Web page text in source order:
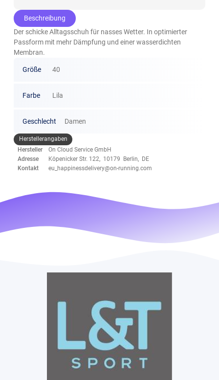
Beschreibung
Der schicke Alltagsschuh für nasses Wetter. In optimierter
Passform mit mehr Dämpfung und einer wasserdichten
Membran.
Größe 40
Farbe Lila
Geschlecht Damen
Herstellerangaben
Hersteller
On Cloud Service GmbH
Adresse
Köpenicker Str. 122, 10179 Berlin, DE
Kontakt
eu_happinessdelivery@on-running.com